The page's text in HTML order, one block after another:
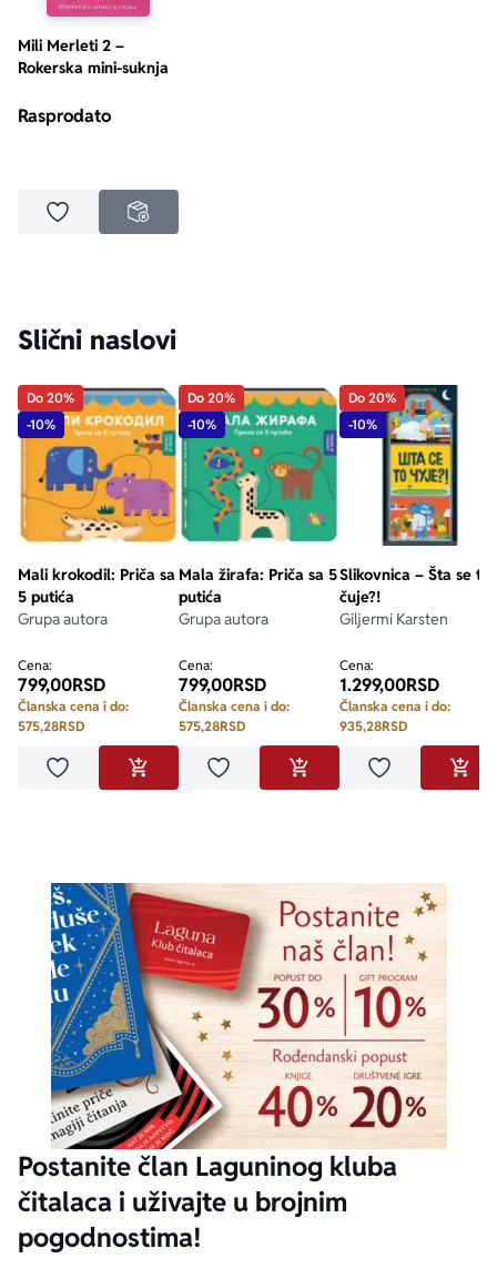
Mili Merleti 2 –
Rokerska mini-suknja
Rasprodato
Dodaj u omiljeneNEDOSTUPNO
Slični naslovi
Do 20%
-10%
Mali krokodil: Priča sa
5 putića
Grupa autora
Cena:
799,00RSD
Članska cena i do:
575,28RSD
Dodaj u omiljeneDODAJ U KORPU
Do 20%
-10%
Mala žirafa: Priča sa 5
putića
Grupa autora
Cena:
799,00RSD
Članska cena i do:
575,28RSD
Dodaj u omiljeneDODAJ U KORPU
Do 20%
-10%
Slikovnica – Šta se to
čuje?!
Giljermi Karsten
Cena:
1.299,00RSD
Članska cena i do:
935,28RSD
Dodaj u
Postanite član Laguninog kluba
čitalaca i uživajte u brojnim
pogodnostima!